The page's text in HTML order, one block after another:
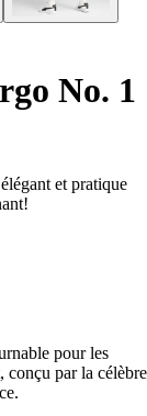
No. 1
et pratique
pour les
conçu par la célèbre